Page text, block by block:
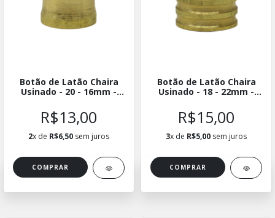
Botão de Latão Chaira
Usinado - 20 - 16mm -
R$13,00
2x de R$6,50 sem juros
Botão de Latão Chaira
Usinado - 18 - 22mm -
R$15,00
3x de R$5,00 sem juros